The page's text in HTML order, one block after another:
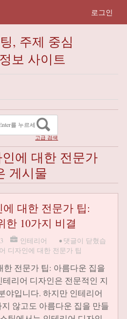
로그인
, 주제 중심
보 사이트
고급 검색
에 대한 전문가
게시물
대한 전문가 팁:
한 10가지 비결
인테리어 • 댓글이 닫혔습
디자인에 대한 전문가 팁
한 전문가 팁: 아름다운 집을
리어 디자인은 전문적인 지
야입니다. 하지만 인테리어
않고도 아름다운 집을 만들